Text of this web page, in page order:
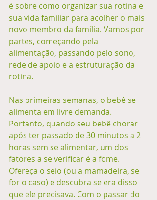
é sobre como organizar sua rotina e
sua vida familiar para acolher o mais
novo membro da família. Vamos por
partes, começando pela
alimentação, passando pelo sono,
rede de apoio e a estruturação da
rotina.
Nas primeiras semanas, o bebê se
alimenta em livre demanda.
Portanto, quando seu bebê chorar
após ter passado de 30 minutos a 2
horas sem se alimentar, um dos
fatores a se verificar é a fome.
Ofereça o seio (ou a mamadeira, se
for o caso) e descubra se era disso
que ele precisava. Com o passar do